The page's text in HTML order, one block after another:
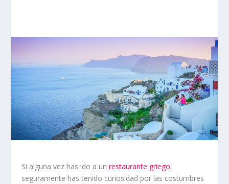
Si alguna vez has ido a unrestaurante griego,
seguramente has tenido curiosidad por las costumbres